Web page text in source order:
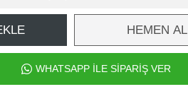
HEMEN AL
WHATSAPP İLE SİPARİŞ VER